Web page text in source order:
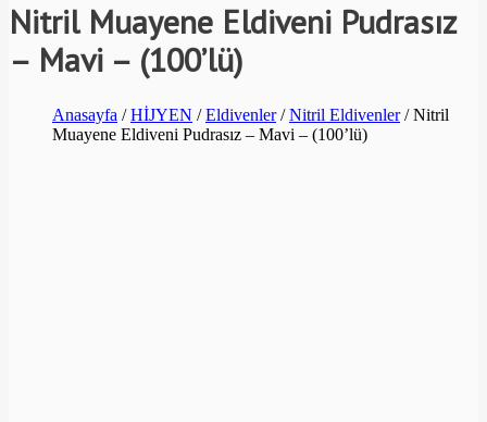
Nitril Muayene Eldiveni Pudrasız
– Mavi – (100’lü)
Anasayfa /HİJYEN /Eldivenler/Nitril Eldivenler/ Nitril
Muayene Eldiveni Pudrasız – Mavi – (100’lü)